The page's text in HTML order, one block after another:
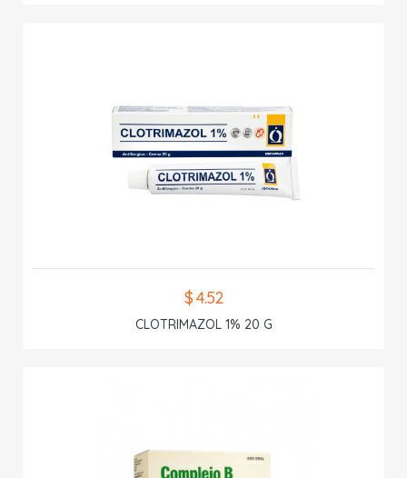
$ 4.52
CLOTRIMAZOL 1% 20 G